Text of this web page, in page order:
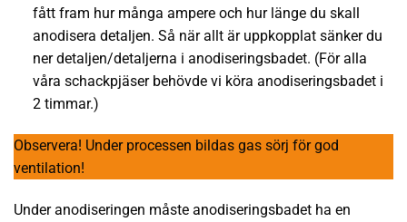
fått fram hur många ampere och hur länge du skall
anodisera detaljen. Så när allt är uppkopplat sänker du
ner detaljen/detaljerna i anodiseringsbadet. (För alla
våra schackpjäser behövde vi köra anodiseringsbadet i
2 timmar.)
Observera! Under processen bildas gas sörj för god
ventilation!
Under anodiseringen måste anodiseringsbadet ha en